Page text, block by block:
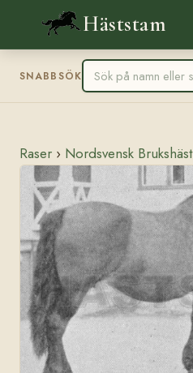
Häststam
SNABBSÖK
Raser › Nordsvensk Brukshäst